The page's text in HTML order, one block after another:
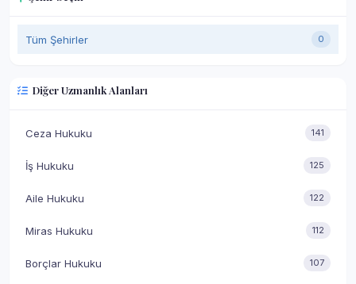
Tüm Şehirler 0
Diğer Uzmanlık Alanları
Ceza Hukuku 141
İş Hukuku 125
Aile Hukuku 122
Miras Hukuku 112
Borçlar Hukuku 107